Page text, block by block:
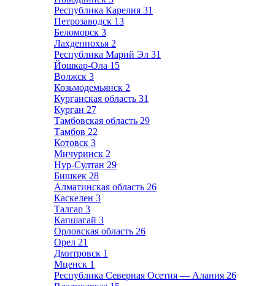
Республика Карелия 31
Петрозаводск 13
Беломорск 3
Лахденпохья 2
Республика Марий Эл 31
Йошкар-Ола 15
Волжск 3
Козьмодемьянск 2
Курганская область 31
Курган 27
Тамбовская область 29
Тамбов 22
Котовск 3
Мичуринск 2
Нур-Султан 29
Бишкек 28
Алматинская область 26
Каскелен 3
Талгар 3
Капшагай 3
Орловская область 26
Орел 21
Дмитровск 1
Мценск 1
Республика Северная Осетия — Алания 26